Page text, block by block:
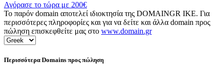
Αγόρασε το τώρα με 200€
Το παρόν domain αποτελεί ιδιοκτησία της DOMAINGR ΙΚΕ. Για
περισσότερες πληροφορίες και για να δείτε και άλλα domain προς
πώληση επισκεφθείτε μας στο www.domain.gr
Περισσότερα Domains προς πώληση